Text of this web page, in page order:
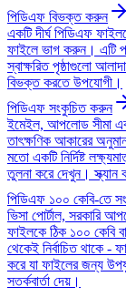
পিডিএফ বিভক্ত করুন
একটি দীর্ঘ পিডিএফ
ফাইলে ভাগ করুন। এটি
স্বাক্ষরিত পৃষ্ঠাগুলো
বিভক্ত করতে উপযোগী।
পিডিএফ সংকুচিত করুন
ইমেইল, আপলোড সীমা
তাৎক্ষণিক আকারের
মতো একটি নির্দিষ্ট
তুলনা করে দেখুন। স্ক্যান
পিডিএফ ১০০ কেবি-তে
ভিসা পোর্টাল, সরকারি
ফাইলকে ঠিক ১০০ কেবি
থেকেই নির্বাচিত থাকে -
করে যা ফাইলের জন্য
সতর্কবার্তা দেয়।